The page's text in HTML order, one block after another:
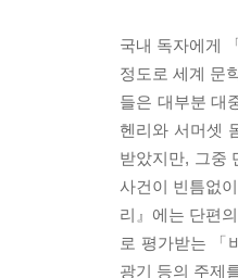
국내 독자에게
정도로 세계 문
들은 대부분 대
헨리와 서머셋
받았지만, 그중
사건이 빈틈없
리』에는 단편
로 평가받는 「
광기 등의 주제